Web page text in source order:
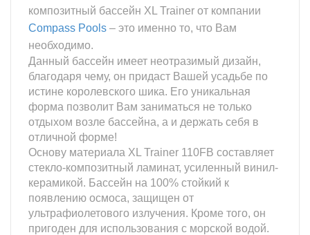
композитный бассейн XL Trainer от компании
Compass Pools – это именно то, что Вам
необходимо.
Данный бассейн имеет неотразимый дизайн,
благодаря чему, он придаст Вашей усадьбе по
истине королевского шика. Его уникальная
форма позволит Вам заниматься не только
отдыхом возле бассейна, а и держать себя в
отличной форме!
Основу материала XL Trainer 110FB составляет
стекло-композитный ламинат, усиленный винил-
керамикой. Бассейн на 100% стойкий к
появлению осмоса, защищен от
ультрафиолетового излучения. Кроме того, он
пригоден для использования с морской водой.